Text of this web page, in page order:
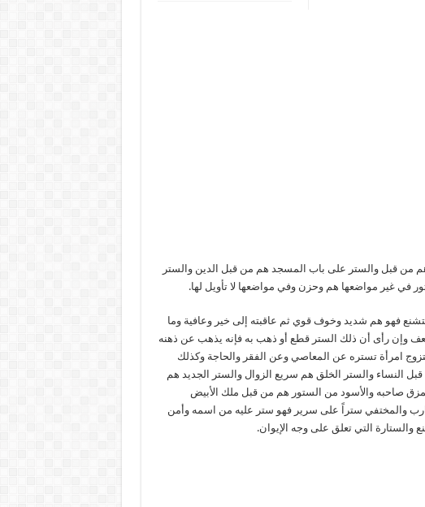
من قبل والستر على باب المسجد هم من قبل الدين والستر
في غير مواضعها هم وحزن وفي مواضعها لا تأويل لها.
فهو هم شديد وخوف قوي ثم عاقبته إلى خير وعافية وما
وإن رأى أن ذلك الستر قطع أو ذهب به فإنه يذهب عن ذهنه
امرأة تستره عن المعاصي وعن الفقر والحاجة وكذلك
النساء والستر الخلق هم سريع الزوال والستر الجديد هم
صاحبه والأسود من الستور هم من قبل ملك الأبيض
والمختفي ستراً على سرير فهو ستر عليه من اسمه وأمن
والستارة التي تعلق على وجه الإيوان.